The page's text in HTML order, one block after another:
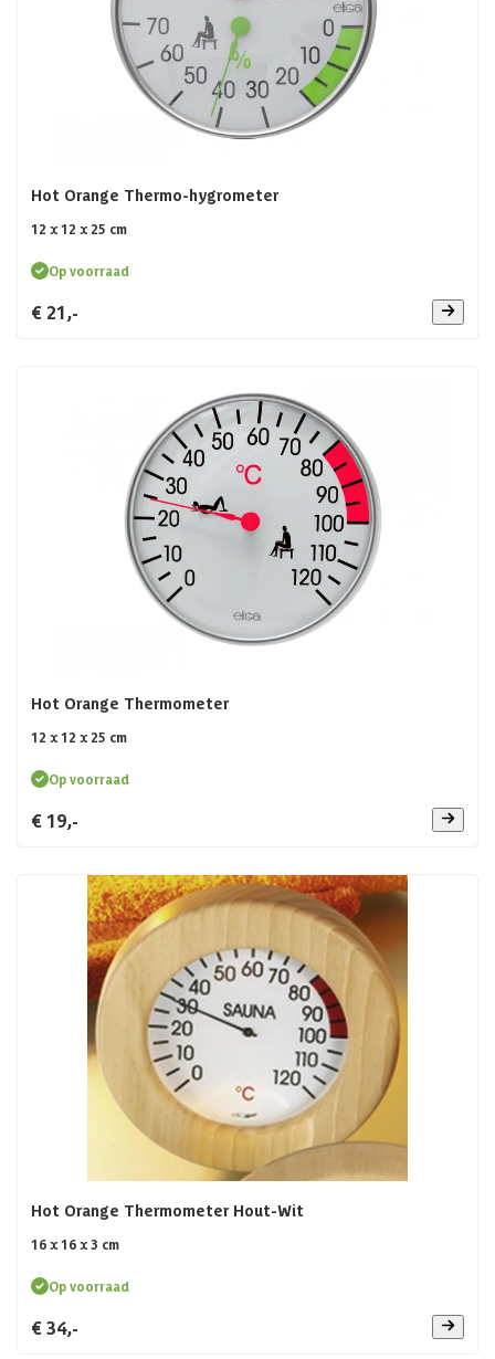
Hot Orange Thermo-hygrometer
12 x 12 x 25 cm
Op voorraad
€ 21,-
Hot Orange Thermometer
12 x 12 x 25 cm
Op voorraad
€ 19,-
Hot Orange Thermometer Hout-Wit
16 x 16 x 3 cm
Op voorraad
€ 34,-